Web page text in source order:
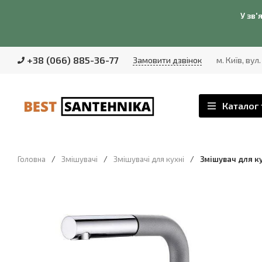
У
+38 (066) 885-36-77 Замовити дзвінок м. Київ,
Каталог
Головна / Змішувачі / Змішувачі для кухні / Змішувач для